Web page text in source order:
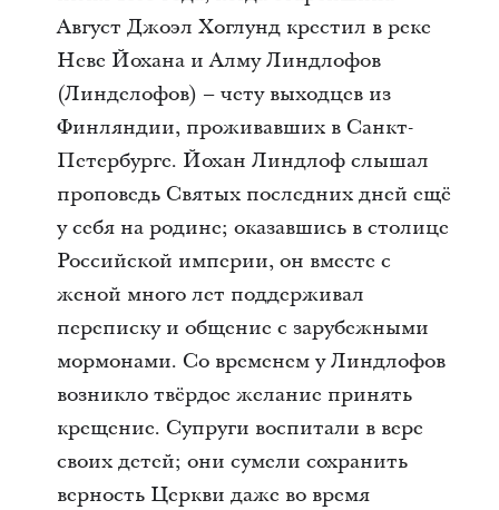
Август Джоэл Хоглунд крестил в реке
Неве Йохана и Алму Линдлофов
(Линделофов) – чету выходцев из
Финляндии, проживавших в Санкт-
Петербурге. Йохан Линдлоф слышал
проповедь Святых последних дней ещё
у себя на родине; оказавшись в столице
Российской империи, он вместе с
женой много лет поддерживал
переписку и общение с зарубежными
мормонами. Со временем у Линдлофов
возникло твёрдое желание принять
крещение. Супруги воспитали в вере
своих детей; они сумели сохранить
верность Церкви даже во время